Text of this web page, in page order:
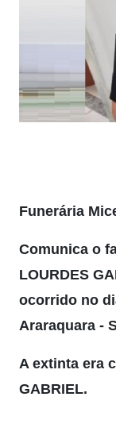
Funerária
Comunica o
LOURDES
ocorrido no
Araraquara -
A extinta era
GABRIEL.